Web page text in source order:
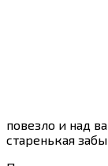
повезло и над
старенькая